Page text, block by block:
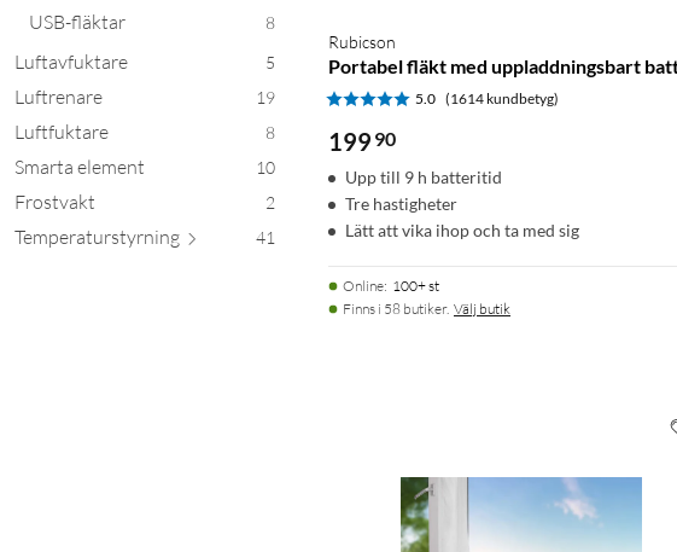
USB-fläktar 8
Luftavfuktare 5
Luftrenare 19
Luftfuktare 8
Smarta element 10
Frostvakt 2
Temperaturstyrning 41
Rubicson
Portabel fläkt med uppladdningsbart
5.0 (1614 kundbetyg)
199 90
Upp till 9 h batteritid
Tre hastigheter
Lätt att vika ihop och ta med sig
Online: 100+ st
Finns i 58 butiker. Välj butik